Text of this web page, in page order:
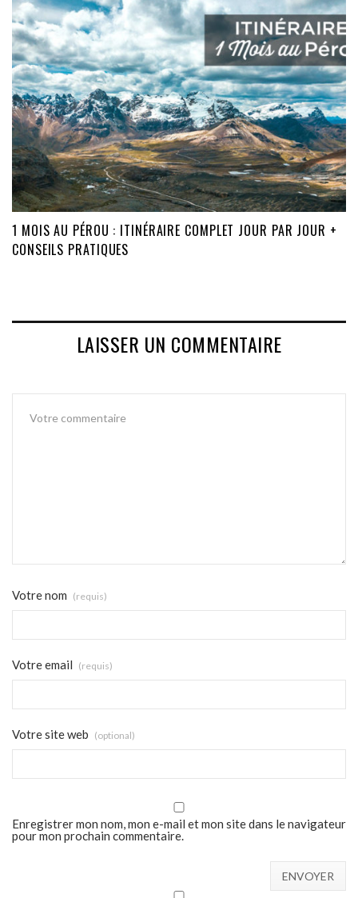
1 MOIS AU PÉROU : ITINÉRAIRE COMPLET JOUR PAR JOUR +
CONSEILS PRATIQUES
LAISSER UN COMMENTAIRE
Votre nom (requis)
Votre email (requis)
Votre site web (optional)
Enregistrer mon nom, mon e-mail et mon site dans le navigateur
pour mon prochain commentaire.